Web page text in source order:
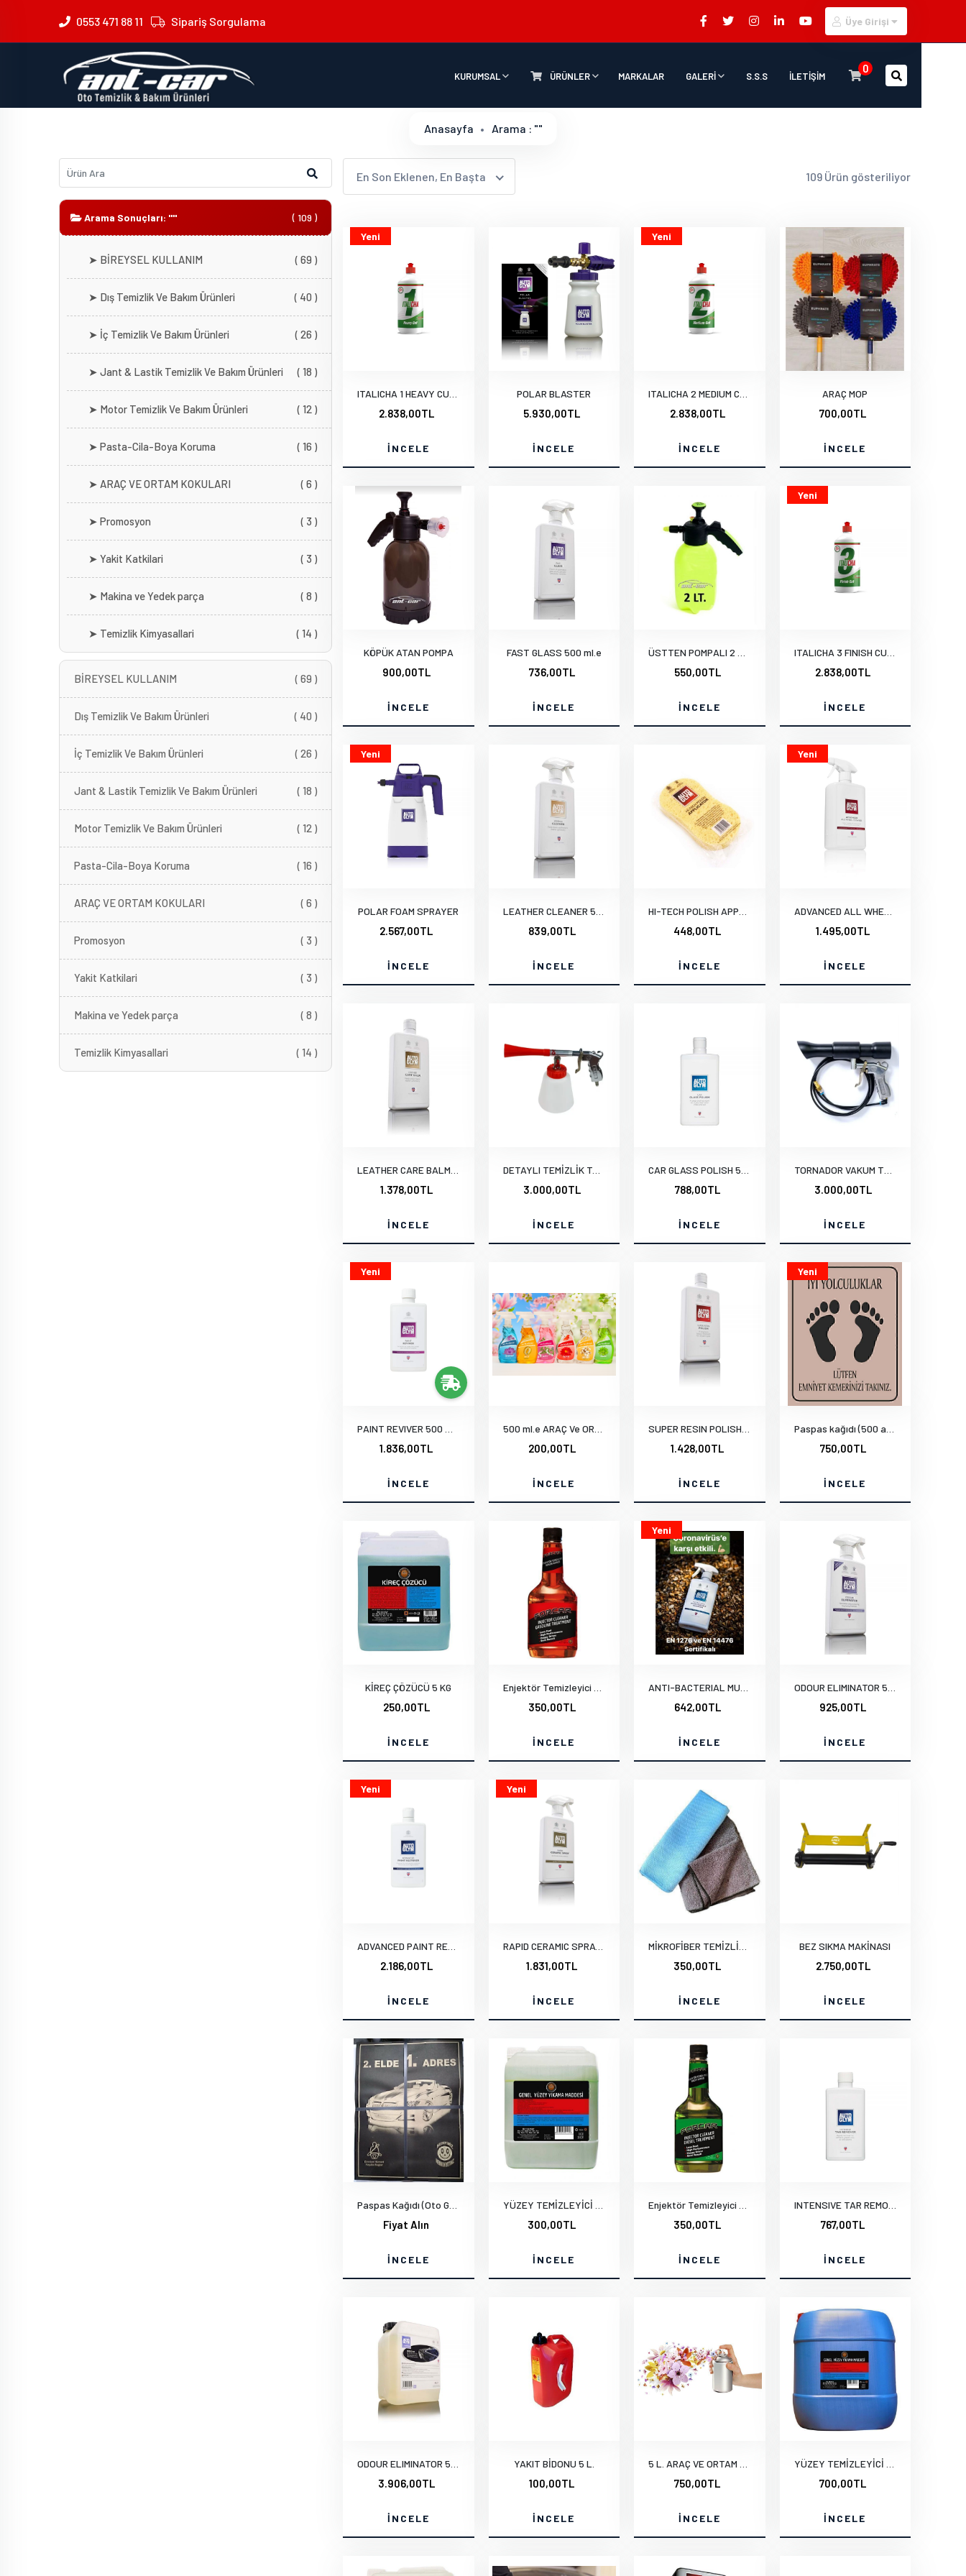
0553 471 88 11 Sipariş Sorgulama Üye Girişi
KURUMSAL ÜRÜNLER MARKALAR GALERİ S.S.S İLETİŞİM
0
Anasayfa Arama : ""
Arama Sonuçları: "" ( 109 )
➤ BİREYSEL KULLANIM ( 69 )
➤ Dış Temizlik Ve Bakım Ürünleri ( 40 )
➤ İç Temizlik Ve Bakım Ürünleri ( 26 )
➤ Jant & Lastik Temizlik Ve Bakım Ürünleri ( 18 )
➤ Motor Temizlik Ve Bakım Ürünleri ( 12 )
➤ Pasta-Cila-Boya Koruma ( 16 )
➤ ARAÇ VE ORTAM KOKULARI ( 6 )
➤ Promosyon ( 3 )
➤ Yakit Katkilari ( 3 )
➤ Makina ve Yedek parça ( 8 )
➤ Temizlik Kimyasallari ( 14 )
BİREYSEL KULLANIM ( 69 )
Dış Temizlik Ve Bakım Ürünleri ( 40 )
İç Temizlik Ve Bakım Ürünleri ( 26 )
Jant & Lastik Temizlik Ve Bakım Ürünleri ( 18 )
Motor Temizlik Ve Bakım Ürünleri ( 12 )
Pasta-Cila-Boya Koruma ( 16 )
ARAÇ VE ORTAM KOKULARI ( 6 )
Promosyon ( 3 )
Yakit Katkilari ( 3 )
Makina ve Yedek parça ( 8 )
Temizlik Kimyasallari ( 14 )
En Son Eklenen, En Başta 109 Ürün gösteriliyor
Yeni
2.838,00TL
İNCELE
POLAR BLASTER
5.930,00TL
İNCELE
Yeni
2.838,00TL
İNCELE
ARAÇ MOP
700,00TL
İNCELE
KÖPÜK ATAN POMPA
900,00TL
İNCELE
FAST GLASS 500 ml.e
736,00TL
İNCELE
550,00TL
İNCELE
Yeni
2.838,00TL
İNCELE
Yeni
POLAR FOAM SPRAYER
2.567,00TL
İNCELE
839,00TL
İNCELE
448,00TL
İNCELE
Yeni
ADVANCED ALL WHEEL CLEANER 1 LT.
1.495,00TL
İNCELE
1.378,00TL
İNCELE
DETAYLI TEMİZLİK TABANCASI
3.000,00TL
İNCELE
788,00TL
İNCELE
3.000,00TL
İNCELE
Yeni
1.836,00TL
İNCELE
200,00TL
İNCELE
1.428,00TL
İNCELE
Yeni
750,00TL
İNCELE
KİREÇ ÇÖZÜCÜ 5 KG
250,00TL
İNCELE
350,00TL
İNCELE
Yeni
642,00TL
İNCELE
925,00TL
İNCELE
Yeni
2.186,00TL
İNCELE
Yeni
RAPID CERAMIC SPRAY 500 ml.e
1.831,00TL
İNCELE
350,00TL
İNCELE
BEZ SIKMA MAKİNASI
2.750,00TL
İNCELE
Fiyat Alın
İNCELE
300,00TL
İNCELE
350,00TL
İNCELE
767,00TL
İNCELE
3.906,00TL
İNCELE
YAKIT BİDONU 5 L.
100,00TL
İNCELE
750,00TL
İNCELE
700,00TL
İNCELE